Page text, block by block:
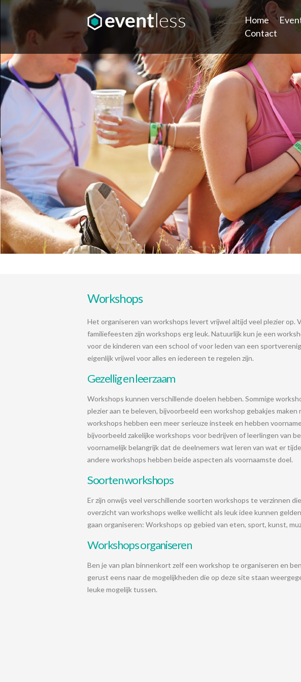
Home
Contact
Workshops
Het organiseren van workshops levert vrijwel altijd veel plezier op.
familiefeesten zijn workshops erg leuk. Natuurlijk kun je een
voor de kinderen van een school of voor leden van een
eigenlijk vrijwel voor alles en iedereen te regelen zijn.
Gezellig en leerzaam
Workshops kunnen verschillende doelen hebben. Sommige
plezier aan te beleven, bijvoorbeeld een workshop gebakjes
workshops hebben een meer serieuze insteek en hebben
bijvoorbeeld zakelijke workshops voor bedrijven of leerlingen van
voornamelijk belangrijk dat de deelnemers wat leren van wat er
andere workshops hebben beide aspecten als voornaamste doel.
Soorten workshops
Er zijn onwijs veel verschillende soorten workshops te verzinnen
overzicht van workshops welke wellicht als leuk idee kunnen
gaan organiseren: Workshops op gebied van eten, sport, kunst,
Workshops organiseren
Ben je van plan binnenkort zelf een workshop te organiseren en
gerust eens naar de mogelijkheden die op deze site staan
leuke mogelijk tussen.